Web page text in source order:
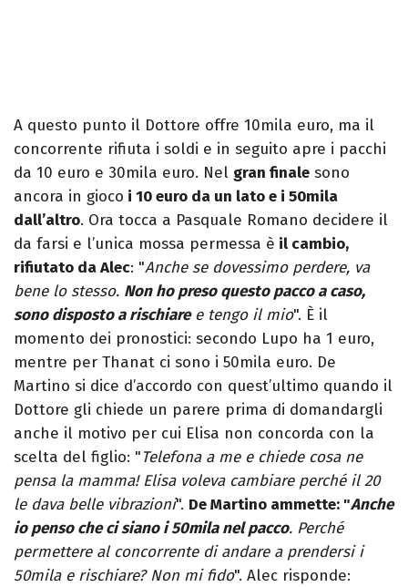
A questo punto il Dottore offre 10mila euro, ma il
concorrente rifiuta i soldi e in seguito apre i pacchi
da 10 euro e 30mila euro. Nel gran finale sono
ancora in gioco i 10 euro da un lato e i 50mila
dall’altro. Ora tocca a Pasquale Romano decidere il
da farsi e l’unica mossa permessa è il cambio,
rifiutato da Alec: "Anche se dovessimo perdere, va
bene lo stesso. Non ho preso questo pacco a caso,
sono disposto a rischiaree tengo il mio". È il
momento dei pronostici: secondo Lupo ha 1 euro,
mentre per Thanat ci sono i 50mila euro. De
Martino si dice d’accordo con quest’ultimo quando il
Dottore gli chiede un parere prima di domandargli
anche il motivo per cui Elisa non concorda con la
scelta del figlio: "Telefona a me e chiede cosa ne
pensa la mamma! Elisa voleva cambiare perché il 20
le dava belle vibrazioni". De Martino ammette: "Anche
io penso che ci siano i 50mila nel pacco. Perché
permettere al concorrente di andare a prendersi i
50mila e rischiare? Non mi fido". Alec risponde: